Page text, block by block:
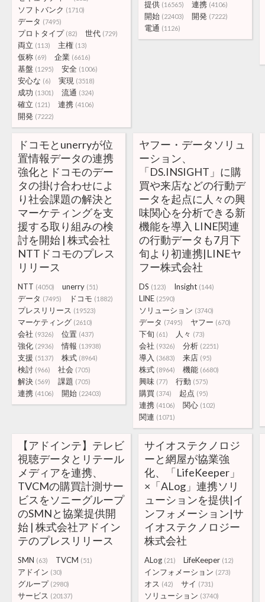
ソフトバンク (1710)
データ (7495)
プロトタイプ (82) 世代 (729)
両立 (113) 主権 (13)
仮称 (69) 企業 (6616)
基盤 (1295) 安全 (1006)
安心な (6) 実現 (3518)
成功 (1301) 流通 (324)
確立 (121) 連携 (4106)
開発 (7222)
提供 (16565) 連携 (4106)
開始 (22403) 開発 (7222)
電通 (1126)
ドコモとunerryが位
置情報データの連携
強化とドコモのデー
タの掛け合わせによ
り社会課題の解決と
マーケティングを支
援する取り組みの検
討を開始 | 株式会社
NTTドコモのプレス
リリース
NTT (4050) unerry (51)
データ (7495) ドコモ (1882)
プレスリリース (19523)
マーケティング (2610)
会社 (9326) 位置 (437)
強化 (2936) 情報 (13938)
支援 (5137) 株式 (8964)
検討 (966) 社会 (705)
解決 (569) 課題 (705)
連携 (4106) 開始 (22403)
ヤフー・データソリュ
ーション、
「DS.INSIGHT」に購
買や来店などの行動デ
ータを起点に人々の興
味関心を分析できる新
機能を導入 LINE関連
の行動データも7月下
旬より初連携|LINEヤ
フー株式会社
DS (123) Insight (144)
LINE (2590)
ソリューション (3740)
データ (7495) ヤフー (670)
下旬 (61) 人々 (73)
会社 (9326) 分析 (2251)
導入 (3683) 来店 (95)
株式 (8964) 機能 (6680)
興味 (77) 行動 (575)
購買 (374) 起点 (95)
連携 (4106) 関心 (102)
関連 (1071)
【アドインテ】テレビ
視聴データとリテール
メディアを連携、
TVCMの購買計測サー
ビスをソニーグループ
のSMNと協業提供開
始 | 株式会社アドイン
テのプレスリリース
SMN (63) TVCM (51)
アドイン (30)
グループ (2980)
サービス (20137)
サイオステクノロジ
ーと網屋が協業強
化、「LifeKeeper」
×「ALog」連携ソリ
ューションを提供|イ
ンフォメーション|サ
イオステクノロジー
株式会社
ALog (21) LifeKeeper (12)
インフォメーション (273)
オス (42) サイ (731)
ソリューション (3740)